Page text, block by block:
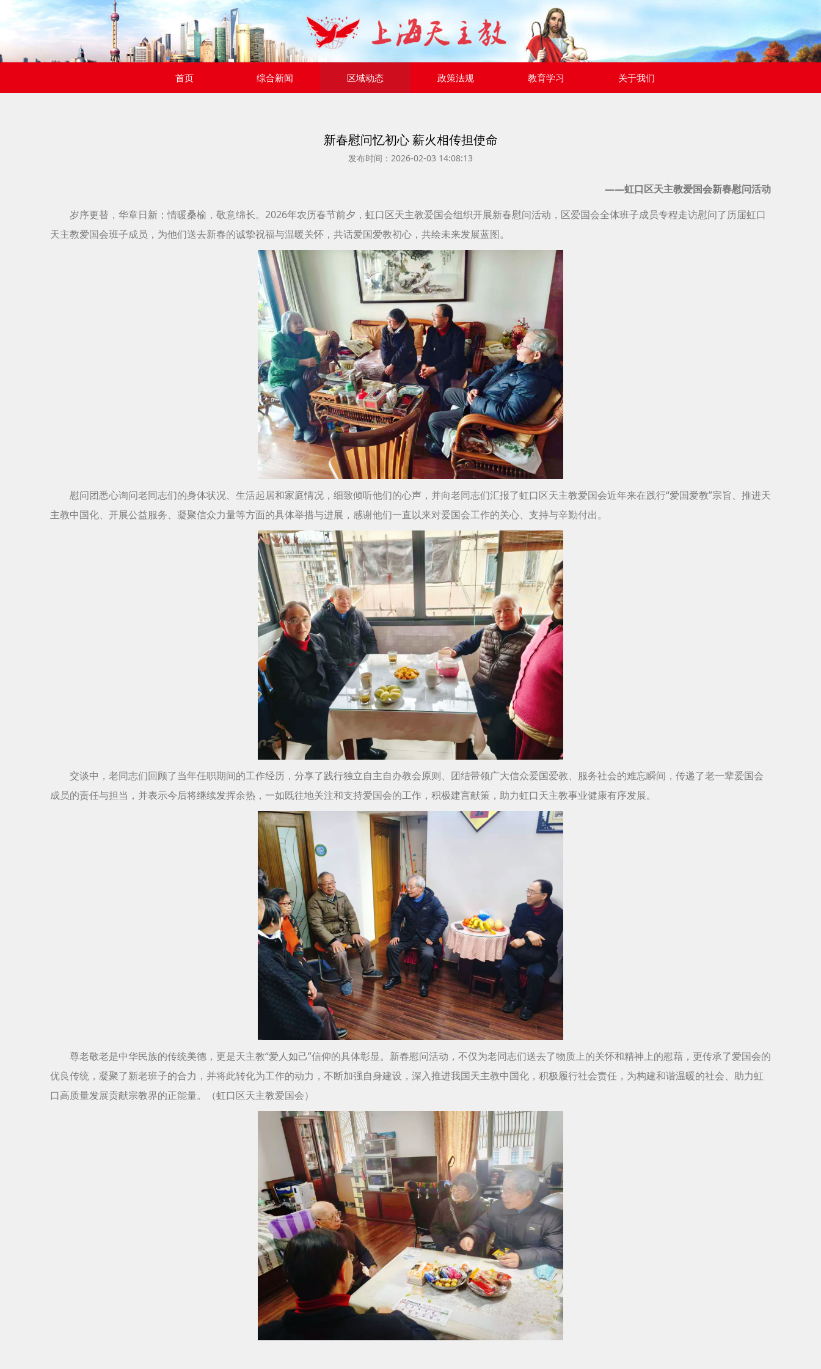
首页 综合新闻 区域动态 政策法规 教育学习 关于我们
新春慰问忆初心 薪火相传担使命
发布时间：2026-02-03 14:08:13
——虹口区天主教爱国会新春慰问活动
岁序更替，华章日新；情暖桑榆，敬意绵长。2026年农历春节前夕，虹口区天主教爱国会组织开展新春慰问活动，区爱国会全体班子成员专程走访慰问了历届虹口
天主教爱国会班子成员，为他们送去新春的诚挚祝福与温暖关怀，共话爱国爱教初心，共绘未来发展蓝图。
慰问团悉心询问老同志们的身体状况、生活起居和家庭情况，细致倾听他们的心声，并向老同志们汇报了虹口区天主教爱国会近年来在践行“爱国爱教”宗旨、推进天
主教中国化、开展公益服务、凝聚信众力量等方面的具体举措与进展，感谢他们一直以来对爱国会工作的关心、支持与辛勤付出。
交谈中，老同志们回顾了当年任职期间的工作经历，分享了践行独立自主自办教会原则、团结带领广大信众爱国爱教、服务社会的难忘瞬间，传递了老一辈爱国会
成员的责任与担当，并表示今后将继续发挥余热，一如既往地关注和支持爱国会的工作，积极建言献策，助力虹口天主教事业健康有序发展。
尊老敬老是中华民族的传统美德，更是天主教“爱人如己”信仰的具体彰显。新春慰问活动，不仅为老同志们送去了物质上的关怀和精神上的慰藉，更传承了爱国会的
优良传统，凝聚了新老班子的合力，并将此转化为工作的动力，不断加强自身建设，深入推进我国天主教中国化，积极履行社会责任，为构建和谐温暖的社会、助力虹
口高质量发展贡献宗教界的正能量。（虹口区天主教爱国会）